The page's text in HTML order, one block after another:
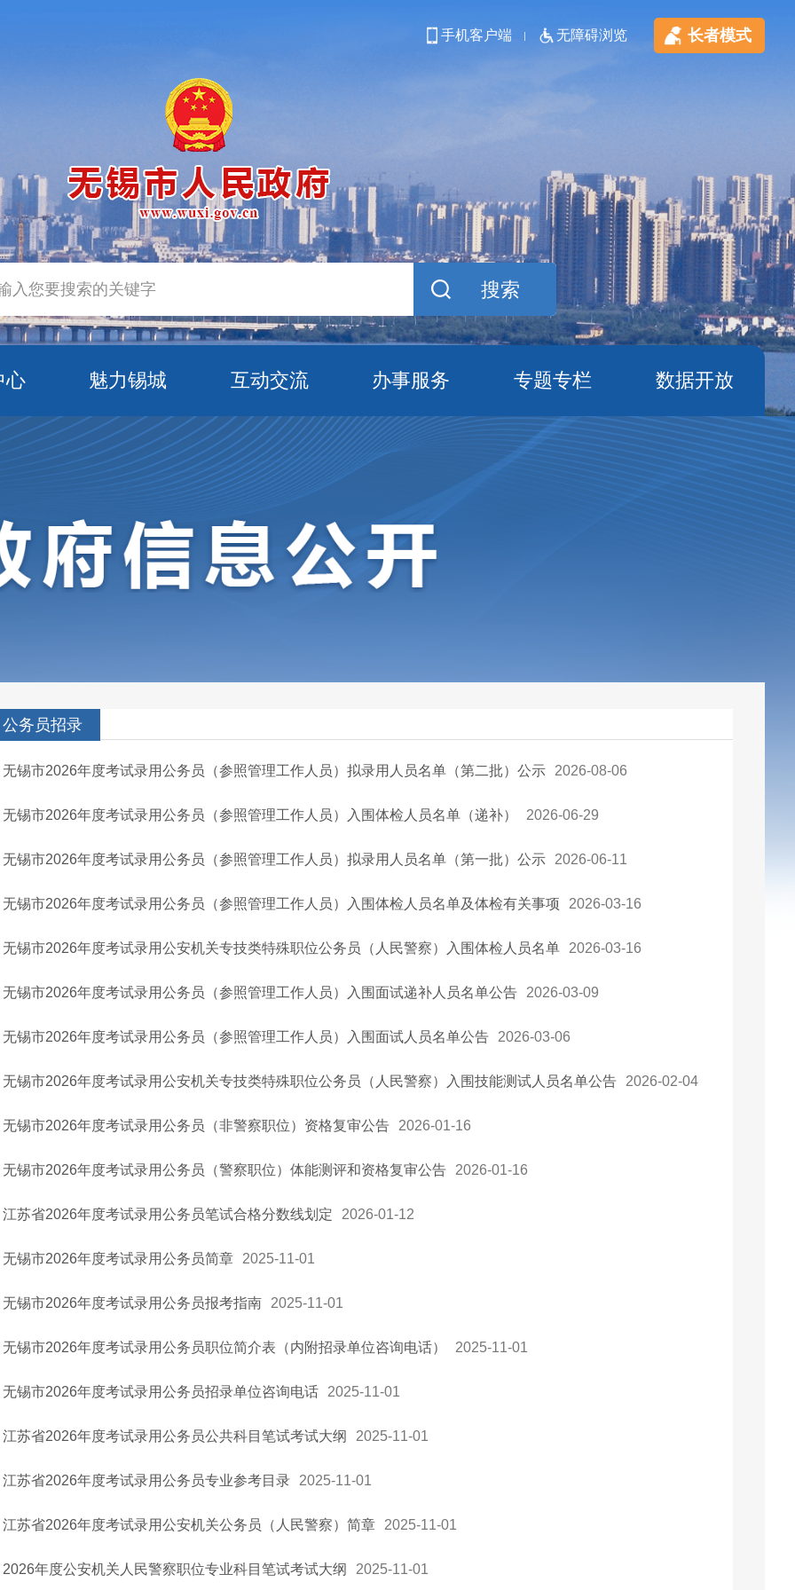
手机客户端 无障碍浏览 长者模式
心 魅力锡城 互动交流 办事服务 专题专栏 数据开放
公务员招录
无锡市2026年度考试录用公务员（参照管理工作人员）拟录用人员名单（第二批）公示 2026-08-06
无锡市2026年度考试录用公务员（参照管理工作人员）入围体检人员名单（递补） 2026-06-29
无锡市2026年度考试录用公务员（参照管理工作人员）拟录用人员名单（第一批）公示 2026-06-11
无锡市2026年度考试录用公务员（参照管理工作人员）入围体检人员名单及体检有关事项 2026-03-16
无锡市2026年度考试录用公安机关专技类特殊职位公务员（人民警察）入围体检人员名单 2026-03-16
无锡市2026年度考试录用公务员（参照管理工作人员）入围面试递补人员名单公告 2026-03-09
无锡市2026年度考试录用公务员（参照管理工作人员）入围面试人员名单公告 2026-03-06
无锡市2026年度考试录用公安机关专技类特殊职位公务员（人民警察）入围技能测试人员名单公告 2026-02-04
无锡市2026年度考试录用公务员（非警察职位）资格复审公告 2026-01-16
无锡市2026年度考试录用公务员（警察职位）体能测评和资格复审公告 2026-01-16
江苏省2026年度考试录用公务员笔试合格分数线划定 2026-01-12
无锡市2026年度考试录用公务员简章 2025-11-01
无锡市2026年度考试录用公务员报考指南 2025-11-01
无锡市2026年度考试录用公务员职位简介表（内附招录单位咨询电话） 2025-11-01
无锡市2026年度考试录用公务员招录单位咨询电话 2025-11-01
江苏省2026年度考试录用公务员公共科目笔试考试大纲 2025-11-01
江苏省2026年度考试录用公务员专业参考目录 2025-11-01
江苏省2026年度考试录用公安机关公务员（人民警察）简章 2025-11-01
2026年度公安机关人民警察职位专业科目笔试考试大纲 2025-11-01